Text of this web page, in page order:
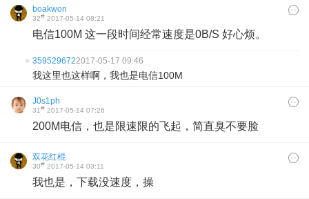
boakwon
32# 2017-05-14 08:21
电信100M 这一段时间经常速度是0B/S 好心烦。
3595296722017-05-17 09:46
我这里也这样啊，我也是电信100M
J0s1ph
31# 2017-05-14 07:26
200M电信，也是限速限的飞起，简直臭不要脸
双花红棍
30# 2017-05-14 03:11
我也是，下载没速度，操